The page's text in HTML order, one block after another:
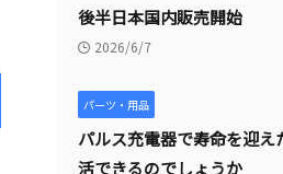
後半日本国内販売開始
2026/6/7
パーツ・用品
パルス充電器で寿命を迎え
活できるのでしょうか